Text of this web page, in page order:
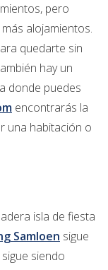
pero
alojamientos.
quedarte sin
hay un
donde puedes
encontrarás la
una habitación o
isla de fiesta
Samloen sigue
siendo